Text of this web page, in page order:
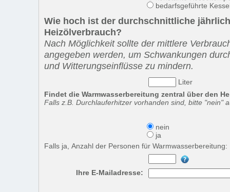
bedarfsgeführte
Wie hoch ist der durchschnittliche
Heizölverbrauch?
Nach Möglichkeit sollte der mittlere
angegeben werden, um Schwankungen
und Witterungseinflüsse zu mindern.
Liter
Findet die Warmwasserbereitung zentral über den
Falls z.B. Durchlauferhitzer vorhanden sind, bitte "nein"
nein
ja
Falls ja, Anzahl der Personen für Warmwasserbereitung:
Ihre E-Mailadresse: